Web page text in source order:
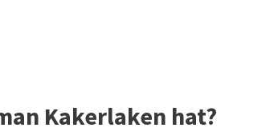
Kakerlaken hat?